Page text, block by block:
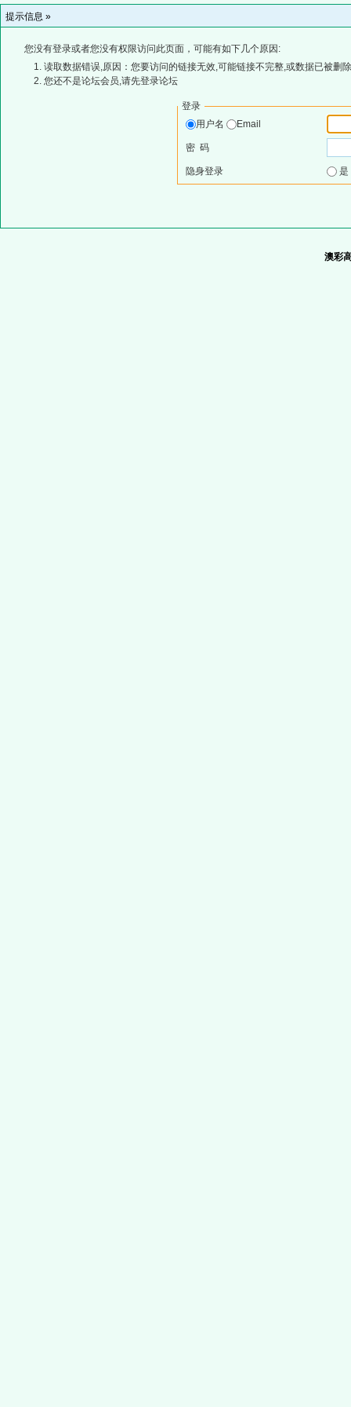
提示信息 »
您没有登录或者您没有权限访问此页面，可能有如下几个原因:
读取数据错误,原因：您要访问的链接无效,可能链接不完整,或数据已被删
您还不是论坛会员,请先登录论坛
登录
用户名
Email
密 码
隐身登录
澳彩